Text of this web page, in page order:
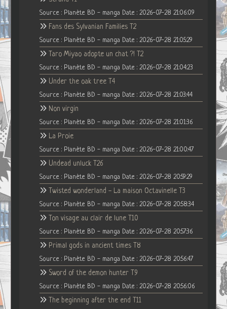
Source : Planète BD - manga Date : 2026-07-28 21:06:09
Fans des Sylvanian Families T2
Source : Planète BD - manga Date : 2026-07-28 21:05:29
Taro Miyao adopte un chat ?! T2
Source : Planète BD - manga Date : 2026-07-28 21:04:23
Under the oak tree T4
Source : Planète BD - manga Date : 2026-07-28 21:03:44
Non virgin
Source : Planète BD - manga Date : 2026-07-28 21:01:36
La Proie
Source : Planète BD - manga Date : 2026-07-28 21:00:47
Undead unluck T26
Source : Planète BD - manga Date : 2026-07-28 20:59:29
Twisted wonderland - La maison Octavinelle T3
Source : Planète BD - manga Date : 2026-07-28 20:58:34
Ton visage au clair de lune T10
Source : Planète BD - manga Date : 2026-07-28 20:57:36
Primal gods in ancient times T8
Source : Planète BD - manga Date : 2026-07-28 20:56:47
Sword of the demon hunter T9
Source : Planète BD - manga Date : 2026-07-28 20:56:06
The beginning after the end T11